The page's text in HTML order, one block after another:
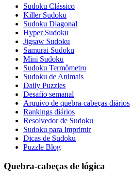
Sudoku Clássico
Killer Sudoku
Sudoku Diagonal
Hyper Sudoku
Jigsaw Sudoku
Samurai Sudoku
Mini Sudoku
Sudoku Termômetro
Sudoku de Animais
Daily Puzzles
Desafio semanal
Arquivo de quebra-cabeças diários
Rankings diários
Resolvedor de Sudoku
Sudoku para Imprimir
Dicas de Sudoku
Puzzle Blog
Quebra-cabeças de lógica